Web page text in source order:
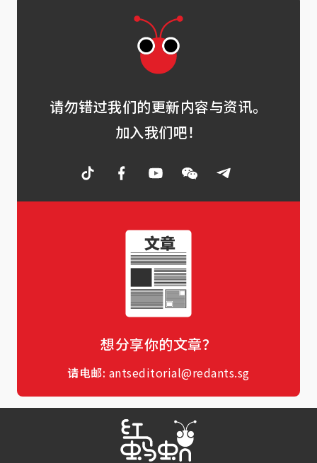
请勿错过我们的更新内容与资讯。
加入我们吧！
想分享你的文章？
请电邮: antseditorial@redants.sg